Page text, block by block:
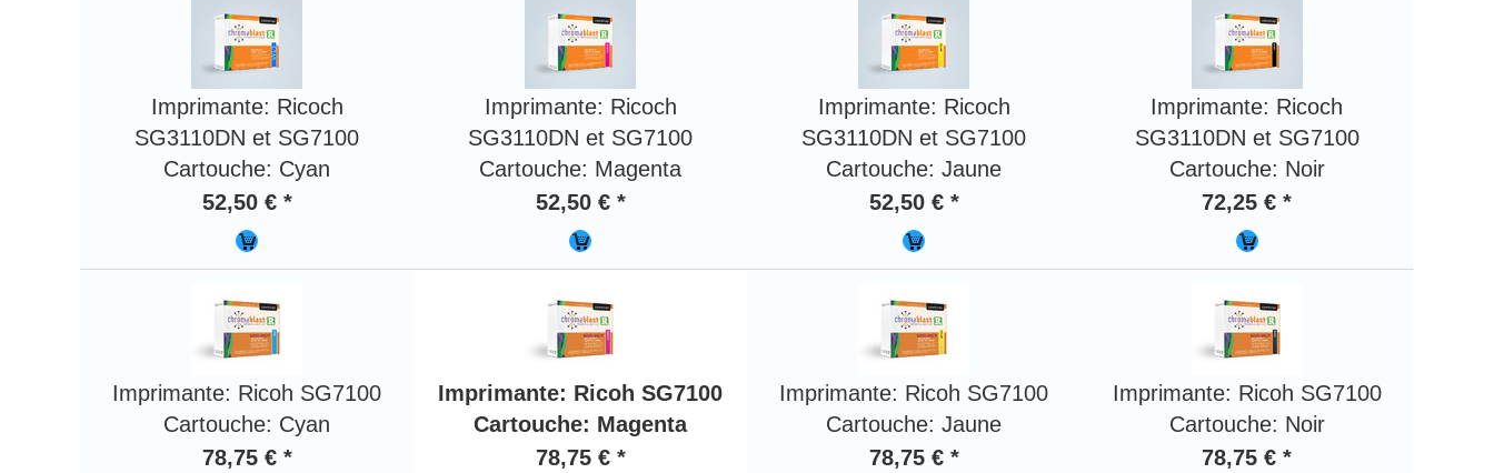
Imprimante: Ricoch
SG3110DN et SG7100
Cartouche: Cyan
52,50 € *
Imprimante: Ricoch
SG3110DN et SG7100
Cartouche: Magenta
52,50 € *
Imprimante: Ricoch
SG3110DN et SG7100
Cartouche: Jaune
52,50 € *
Imprimante: Ricoch
SG3110DN et SG7100
Cartouche: Noir
72,25 € *
Imprimante: Ricoh SG7100
Cartouche: Cyan
78,75 € *
Imprimante: Ricoh SG7100
Cartouche: Magenta
78,75 € *
Imprimante: Ricoh SG7100
Cartouche: Jaune
78,75 € *
Imprimante: Ricoh SG7100
Cartouche: Noir
78,75 € *